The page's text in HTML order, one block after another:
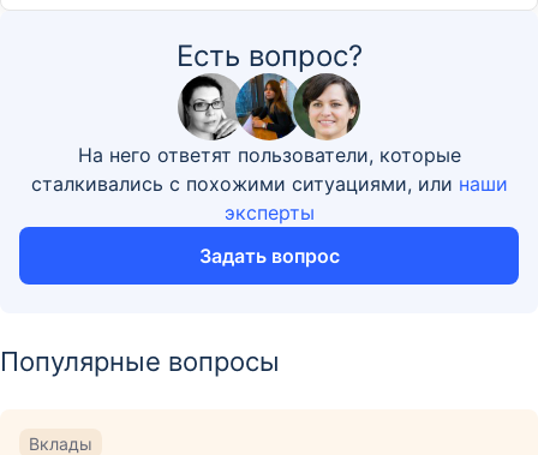
Есть вопрос?
На него ответят пользователи, которые
сталкивались с похожими ситуациями, или наши
эксперты
Задать вопрос
Популярные вопросы
Вклады